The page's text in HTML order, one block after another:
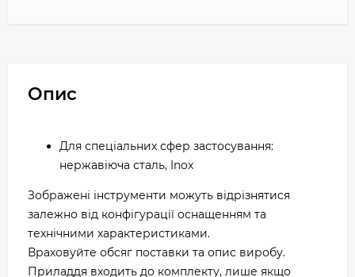
Опис
Для спеціальних сфер застосування:
нержавіюча сталь, Inox
Зображені інструменти можуть відрізнятися
залежно від конфігурації оснащенням та
технічними характеристиками.
Враховуйте обсяг поставки та опис виробу.
Приладдя входить до комплекту, лише якщо